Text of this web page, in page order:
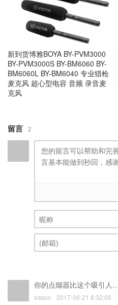
新到货博雅BOYA BY-PVM3000
BY-PVM3000S BY-BM6060 BY-
BM6060L BY-BM6040 专业猎枪
麦克风 超心型电容 音频 录音麦
克风
留言 2
昵称 (必填)
你的点烟器比这个吸引
eason 2017-06-21 8:32:05